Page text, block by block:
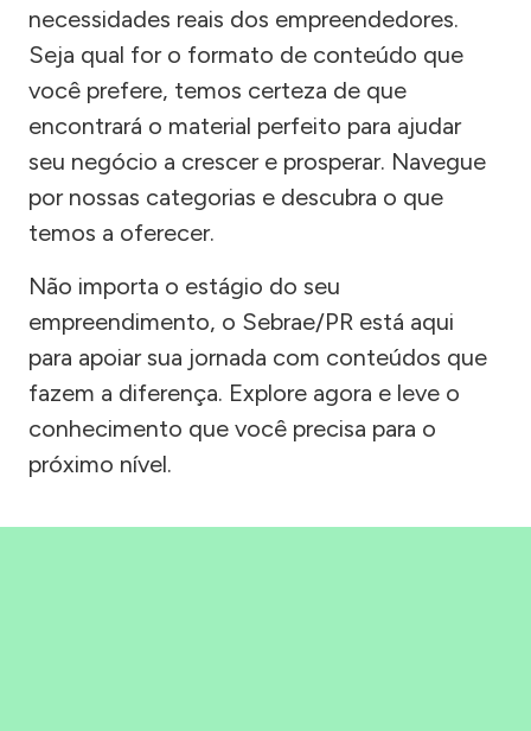
necessidades reais dos empreendedores.
Seja qual for o formato de conteúdo que
você prefere, temos certeza de que
encontrará o material perfeito para ajudar
seu negócio a crescer e prosperar. Navegue
por nossas categorias e descubra o que
temos a oferecer.
Não importa o estágio do seu
empreendimento, o Sebrae/PR está aqui
para apoiar sua jornada com conteúdos que
fazem a diferença. Explore agora e leve o
conhecimento que você precisa para o
próximo nível.